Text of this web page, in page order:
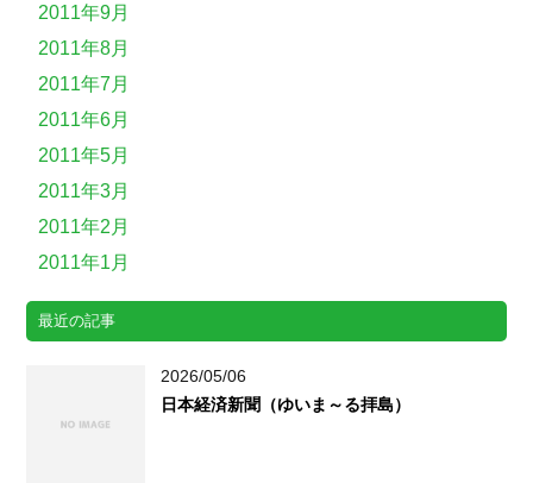
2011年9月
2011年8月
2011年7月
2011年6月
2011年5月
2011年3月
2011年2月
2011年1月
最近の記事
2026/05/06
日本経済新聞（ゆいま～る拝島）